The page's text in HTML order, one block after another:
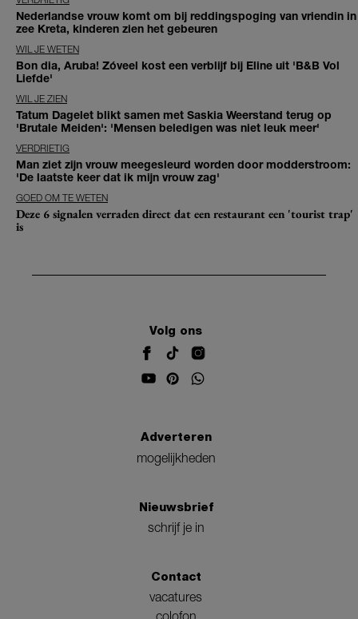
Nederlandse vrouw komt om bij reddingspoging van vriendin in
zee Kreta, kinderen zien het gebeuren
WIL JE WETEN
Bon dia, Aruba! Zóveel kost een verblijf bij Eline uit 'B&B Vol
Liefde'
WIL JE ZIEN
Tatum Dagelet blikt samen met Saskia Weerstand terug op
'Brutale Meiden': 'Mensen beledigen was niet leuk meer'
VERDRIETIG
Man ziet zijn vrouw meegesleurd worden door modderstroom:
'De laatste keer dat ik mijn vrouw zag'
GOED OM TE WETEN
Deze 6 signalen verraden direct dat een restaurant een 'tourist trap'
is
Volg ons
Adverteren
mogelijkheden
Nieuwsbrief
schrijf je in
Contact
vacatures
colofon